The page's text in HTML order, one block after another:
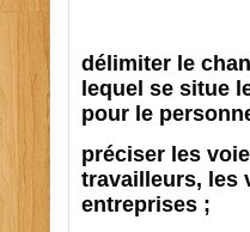
délimiter le
lequel se situe
pour le
préciser les
travailleurs, les
entreprises ;